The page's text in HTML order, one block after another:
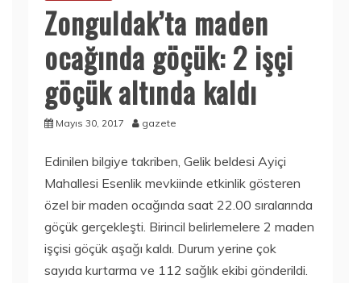
Zonguldak’ta maden
ocağında göçük: 2 işçi
göçük altında kaldı
Mayıs 30, 2017 gazete
Edinilen bilgiye takriben, Gelik beldesi Ayiçi
Mahallesi Esenlik mevkiinde etkinlik gösteren
özel bir maden ocağında saat 22.00 sıralarında
göçük gerçekleşti. Birincil belirlemelere 2 maden
işçisi göçük aşağı kaldı. Durum yerine çok
sayıda kurtarma ve 112 sağlık ekibi gönderildi.